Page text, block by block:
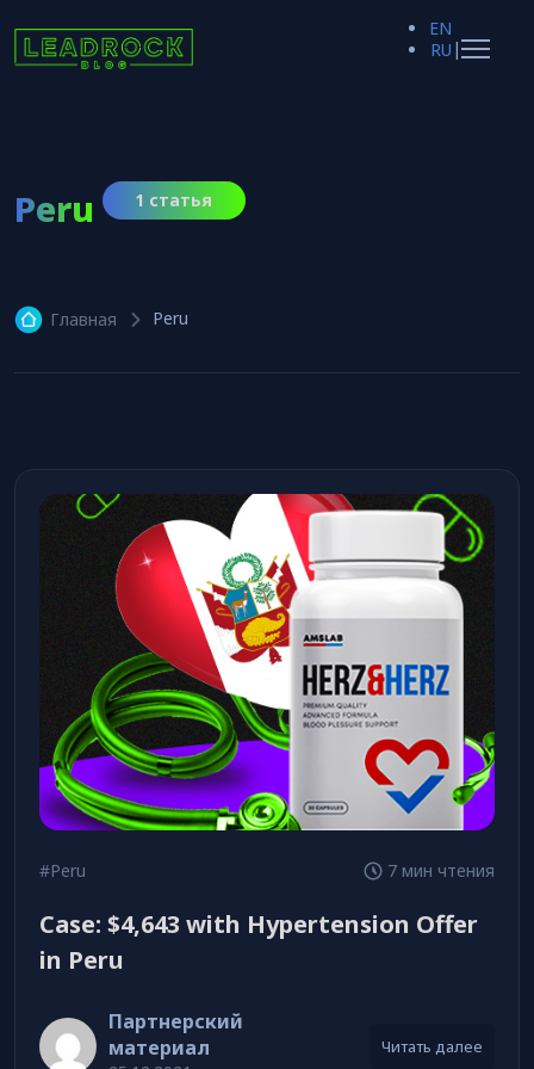
EN
RU |
Peru 1 статья
Главная Peru
#Peru 7 мин чтения
Case: $4,643 with Hypertension Offer
in Peru
Партнерский
материал
Читать далее